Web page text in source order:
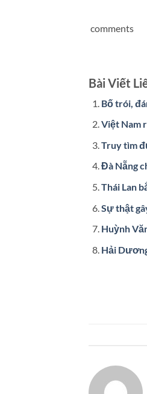
comments
Bài Viết
Bố trói,
Việt Nam
Truy tìm
Đà Nẵng
Thái Lan
Sự thật
Huỳnh
Hải